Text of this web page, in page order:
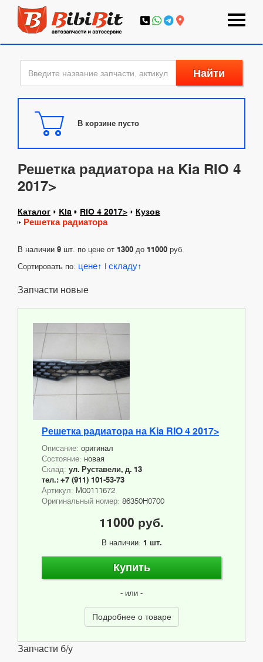
Найти
В корзине пусто
Решетка радиатора на Kia RIO 4
2017>
Каталог Kia RIO 4 2017> Кузов
Решетка радиатора
В наличии 9 шт. по цене от 1300 до 11000 руб.
Сортировать по: цене | складу
Запчасти новые
Решетка радиатора на Kia RIO 4 2017>
Описание: оригинал
Состояние: новая
Склад: ул. Руставели, д. 13
тел.: +7 (911) 101-53-73
Артикул: M00111672
Оригинальный номер: 86350H0700
11000 руб.
В наличии: 1 шт.
Купить
- или -
Подробнее о товаре
Запчасти б/у